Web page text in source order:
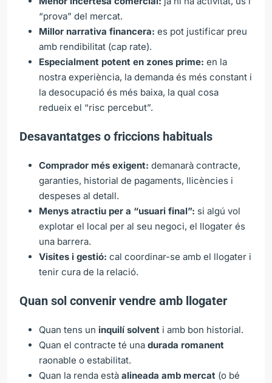
“prova” del mercat.
Millor narrativa financera: es pot justificar preu
amb rendibilitat (cap rate).
Especialment potent en zones prime: en la
nostra experiència, la demanda és més constant i
la desocupació és més baixa, la qual cosa
redueix el “risc percebut”.
Desavantatges o friccions habituals
Comprador més exigent: demanarà contracte,
garanties, historial de pagaments, llicències i
despeses al detall.
Menys atractiu per a “usuari final”: si algú vol
explotar el local per al seu negoci, el llogater és
una barrera.
Visites i gestió: cal coordinar-se amb el llogater i
tenir cura de la relació.
Quan sol convenir vendre amb llogater
Quan tens un inquilí solvent i amb bon historial.
Quan el contracte té una durada romanent
raonable o estabilitat.
Quan la renda està alineada amb mercat (o bé